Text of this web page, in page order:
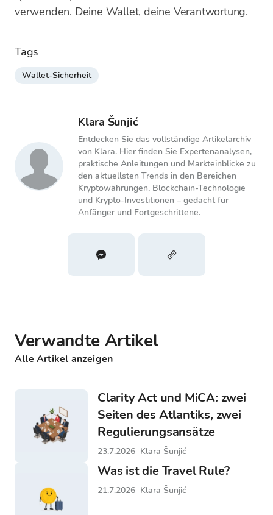
verwenden. Deine Wallet, deine Verantwortung.
Tags
Wallet-Sicherheit
Klara Šunjić
Entdecken Sie das vollständige Artikelarchiv
von Klara. Hier finden Sie Expertenanalysen,
praktische Anleitungen und Markteinblicke zu
den aktuellsten Trends in den Bereichen
Kryptowährungen, Blockchain-Technologie
und Krypto-Investitionen – gedacht für
Anfänger und Fortgeschrittene.
Verwandte Artikel
Alle Artikel anzeigen
Clarity Act und MiCA: zwei
Seiten des Atlantiks, zwei
Regulierungsansätze
23.7.2026 Klara Šunjić
Was ist die Travel Rule?
21.7.2026 Klara Šunjić